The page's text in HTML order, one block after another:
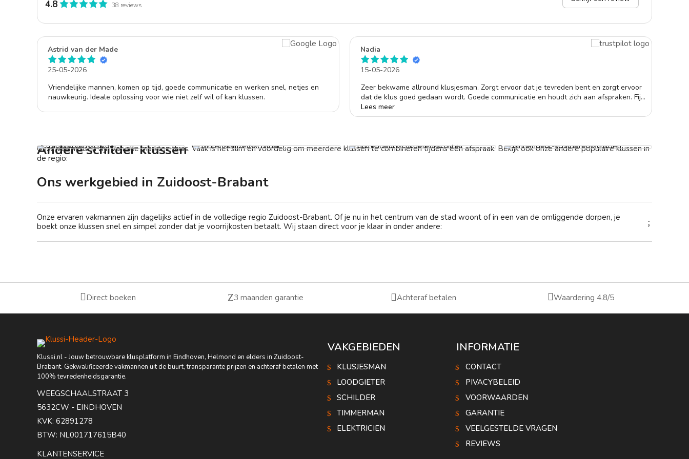
4.8 38 reviews
Astrid van der Made
25-05-2026
Vriendelijke mannen, komen op tijd, goede communicatie en werken snel, netjes en
nauwkeurig. Ideale oplossing voor wie niet zelf wil of kan klussen.
Nadia
15-05-2026
Zeer bekwame allround klusjesman. Zorgt ervoor dat je tevreden bent en zorgt ervoor
dat de klus goed gedaan wordt. Goede communicatie en houdt zich aan afspraken. Fijn
dat je elke keer met dezelfde professional te maken krijgt. Ook de prijs meer dan
redelijk. Dik tevreden en zal zeker nog een keer gebruik maken van deze service.
Lees meer
Andere schilder klussen
Onze vakmensen zijn van alle markten thuis. Vaak is het slim én voordelig om meerdere klussen te combineren tijdens één afspraak. Bekijk ook onze andere populaire klussen in
de regio:
Ons werkgebied in Zuidoost-Brabant
Onze ervaren vakmannen zijn dagelijks actief in de volledige regio Zuidoost-Brabant. Of je nu in het centrum van de stad woont of in een van de omliggende dorpen, je
boekt onze klussen snel en simpel zonder dat je voorrijkosten betaalt. Wij staan direct voor je klaar in onder andere:
Direct boeken Z3 maanden garantie Achteraf betalen Waardering 4.8/5
Klussi.nl - Jouw betrouwbare klusplatform in Eindhoven, Helmond en elders in Zuidoost-
Brabant. Gekwalificeerde vakmannen uit de buurt, transparante prijzen en achteraf betalen met
100% tevredenheidsgarantie.
WEEGSCHAALSTRAAT 3
5632CW - EINDHOVEN
KVK: 62891278
BTW: NL001717615B40
KLANTENSERVICE
VAKGEBIEDEN
KLUSJESMAN
LOODGIETER
SCHILDER
TIMMERMAN
ELEKTRICIEN
INFORMATIE
CONTACT
PIVACYBELEID
VOORWAARDEN
GARANTIE
VEELGESTELDE VRAGEN
REVIEWS